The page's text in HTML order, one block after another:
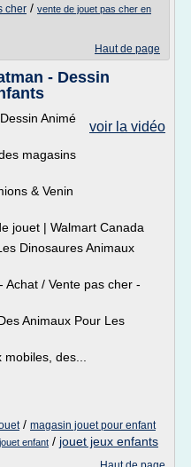
cher / vente de jouet pas cher en
Haut de page
- Dessin
voir la vidéo
Animé
magasins
& Venin
jouet | Walmart Canada
Dinosaures Animaux
Achat / Vente pas cher -
Animaux Pour Les
des...
/ magasin jouet pour enfant
enfant / jouet jeux enfants